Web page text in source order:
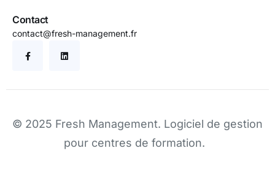
Contact
contact@fresh-management.fr
© 2025 Fresh Management. Logiciel de gestion
pour centres de formation.